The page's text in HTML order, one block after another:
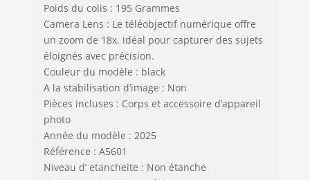
débutants, les
enfants, les seniors
et les étudiants.
Poids du colis : 195 Grammes
Camera Lens : Le téléobjectif numérique offre
un zoom de 18x, idéal pour capturer des sujets
éloignés avec précision.
Couleur du modèle : black
A la stabilisation d’image : Non
Pièces incluses : Corps et accessoire d’appareil
photo
Année du modèle : 2025
Référence : A5601
Niveau d’ etancheite : Non étanche